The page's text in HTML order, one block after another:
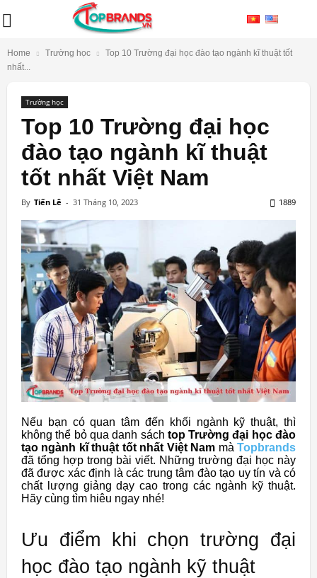
Home Trường học
Top 10 Trường đại học đào tạo ngành kĩ thuật tốt
nhất...
Trường học
Top 10 Trường đại học
đào tạo ngành kĩ thuật
tốt nhất Việt Nam
By Tiến Lê - 31 Tháng 10, 2023 1889
Nếu bạn có quan tâm đến khối ngành kỹ thuật, thì
không thể bỏ qua danh sách top Trường đại học đào
tạo ngành kĩ thuật tốt nhất Việt Nam màTopbrands
đã tổng hợp trong bài viết. Những trường đại học này
đã được xác định là các trung tâm đào tạo uy tín và có
chất lượng giảng dạy cao trong các ngành kỹ thuật.
Hãy cùng tìm hiêu ngay nhé!
Ưu điểm khi chọn trường đại
học đào tạo ngành kỹ thuật